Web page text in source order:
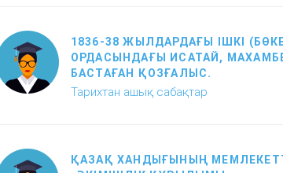
1836-38 ЖЫЛДАРДАҒЫ ІШКІ
ОРДАСЫНДАҒЫ ИСАТАЙ,
БАСТАҒАН ҚОЗҒАЛЫС.
Тарихтан ашық сабақтар
ҚАЗАҚ ХАНДЫҒЫНЫҢ